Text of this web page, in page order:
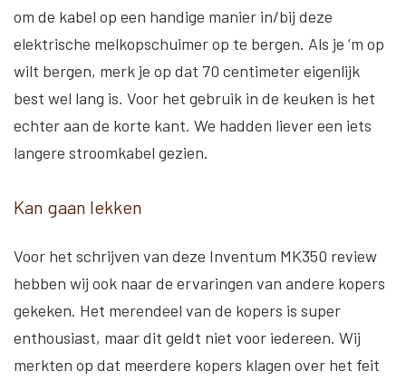
om de kabel op een handige manier in/bij deze
elektrische melkopschuimer op te bergen. Als je ‘m op
wilt bergen, merk je op dat 70 centimeter eigenlijk
best wel lang is. Voor het gebruik in de keuken is het
echter aan de korte kant. We hadden liever een iets
langere stroomkabel gezien.
Kan gaan lekken
Voor het schrijven van deze Inventum MK350 review
hebben wij ook naar de ervaringen van andere kopers
gekeken. Het merendeel van de kopers is super
enthousiast, maar dit geldt niet voor iedereen. Wij
merkten op dat meerdere kopers klagen over het feit